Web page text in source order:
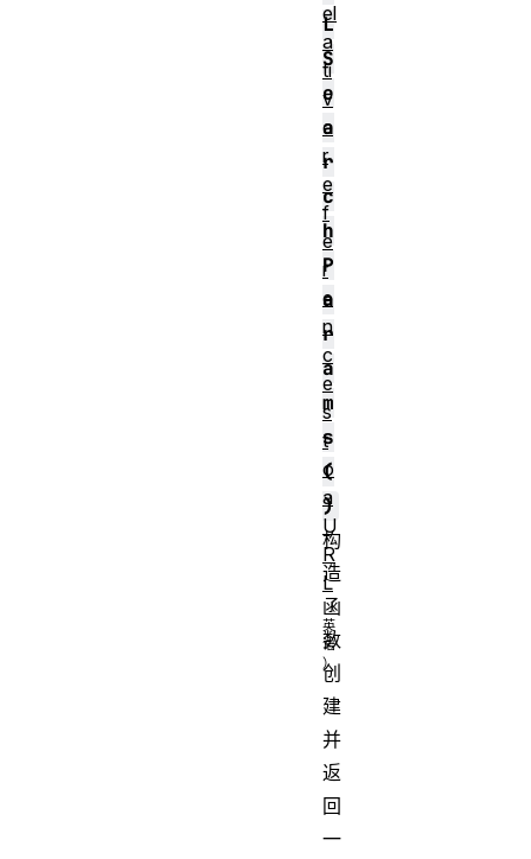
L
S
e
a
r
c
h
P
a
r
a
m
s
(
)
构
造
函
数
创
建
并
返
回
一
el
a
ti
v
e
r
e
f
e
r
e
n
c
e
s
t
o
a
U
R
L